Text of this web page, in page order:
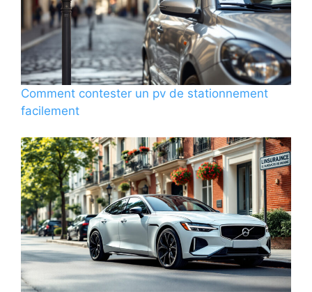
Comment contester un pv de stationnement
facilement